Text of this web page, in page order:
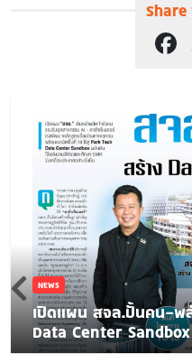
NEWS
เปิดแผน สจล.ปั้นคน-พ
Data Center Sandbox